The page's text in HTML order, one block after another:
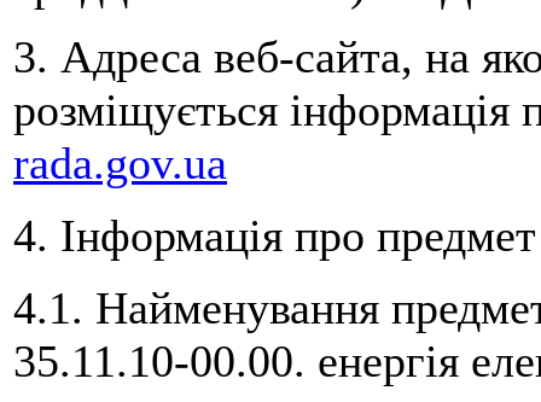
3. Адреса веб-сайта, на
розміщується інформація
rada.gov.ua
4. Інформація про предмет
4.1. Найменування
35.11.10-00.00. енергія